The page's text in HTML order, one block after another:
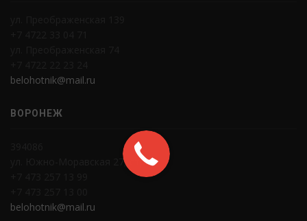
belohotnik@mail.ru
ВОРОНЕЖ
ул. Южно-Моравская 27, стр.3
belohotnik@mail.ru